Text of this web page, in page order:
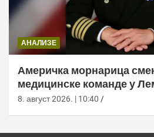
АНАЛИЗЕ
Америчка морнарица
медицинске команде у
8. август 2026. | 10:40